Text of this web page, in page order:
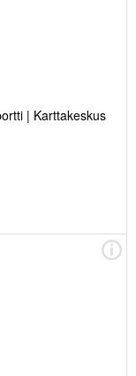
| Karttakeskus